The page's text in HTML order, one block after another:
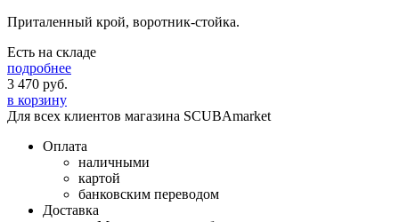
Приталенный крой, воротник-стойка.
Есть на складе
подробнее
3 470 руб.
в корзину
Для всех клиентов магазина SCUBAmarket
Оплата
наличными
картой
банковским переводом
Доставка